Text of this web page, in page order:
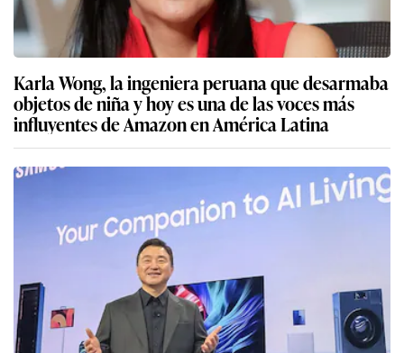
Karla Wong, la ingeniera peruana que desarmaba
objetos de niña y hoy es una de las voces más
influyentes de Amazon en América Latina